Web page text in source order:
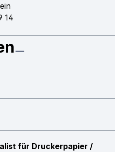
14
für Druckerpapier /